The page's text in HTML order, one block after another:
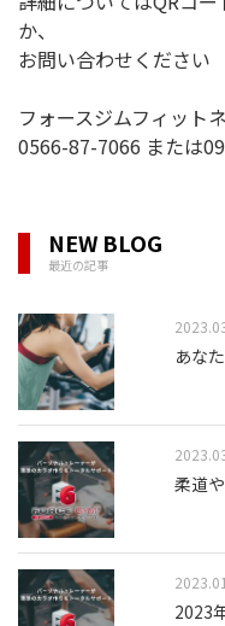
か、
お問い合わせください
フォースジムフィット
0566-87-7066 または
NEW BLOG
最近の記事
あな
柔道
2023